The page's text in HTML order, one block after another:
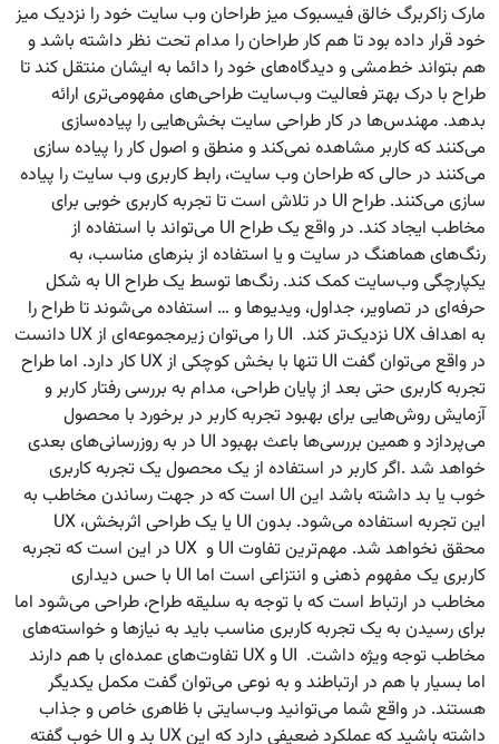
مارک زاکربرگ خالق فیسبوک میز طراحان وب سایت خود را نزدیک میز
خود قرار داده بود تا هم کار طراحان را مدام تحت نظر داشته باشد و
هم بتواند خط‌‌مشی و دیدگاه‌های خود را دائما به ایشان منتقل کند تا
طراح با درک بهتر فعالیت وب‌سایت طراحی‌های مفهومی‌تری ارائه
بدهد. مهندس‌ها در کار طراحی سایت بخش‌هایی را پیاده‌سازی
می‌کنند که کاربر مشاهده نمی‌کند و منطق و اصول کار را پیاده سازی
می‌کنند در حالی که طراحان وب سایت، رابط کاربری وب سایت را پیاده
سازی می‌کنند. طراح UI در تلاش است تا تجربه کاربری خوبی برای
مخاطب ایجاد کند. در واقع یک طراح UI می‌تواند با استفاده از
رنگ‌های هماهنگ در سایت و یا استفاده از بنرهای مناسب، به
یکپارچگی وب‌سایت کمک کند. رنگ‌ها توسط یک طراح UI به شکل
حرفه‌ای در تصاویر، جداول، ویدیوها و … استفاده می‌شوند تا طراح را
به اهداف UX نزدیک‌تر کند. UI را می‌توان زیرمجموعه‌ای از UX دانست
در واقع می‌توان گفت UI تنها با بخش کوچکی از UX کار دارد. اما طراح
تجربه کاربری حتی بعد از پایان طراحی، مدام به بررسی رفتار کاربر و
آزمایش روش‌هایی برای بهبود تجربه کاربر در برخورد با محصول
می‌پردازد و همین بررسی‌ها باعث بهبود UI در به روزرسانی‌های بعدی
خواهد شد .اگر کاربر در استفاده از یک محصول یک تجربه کاربری
خوب یا بد داشته باشد این UI است که در جهت رساندن مخاطب به
این تجربه استفاده می‌شود. بدون UI یا یک طراحی اثربخش، UX
محقق نخواهد شد. مهم‌ترین تفاوت UI و UX در این است که تجربه
کاربری یک مفهوم ذهنی و انتزاعی است اما UI با حس دیداری
مخاطب در ارتباط است که با توجه به سلیقه طراح، طراحی می‌شود اما
برای رسیدن به یک تجربه کاربری مناسب باید به نیازها و خواسته‌های
مخاطب توجه ویژه داشت. UI و UX تفاوت‌های عمده‌ای با هم دارند
اما بسیار با هم در ارتباطند و به نوعی می‌توان گفت مکمل یکدیگر
هستند. در واقع شما می‌توانید وب‌سایتی با ظاهری خاص و جذاب
داشته باشید که عملکرد ضعیفی دارد که این UX بد و UI خوب گفته